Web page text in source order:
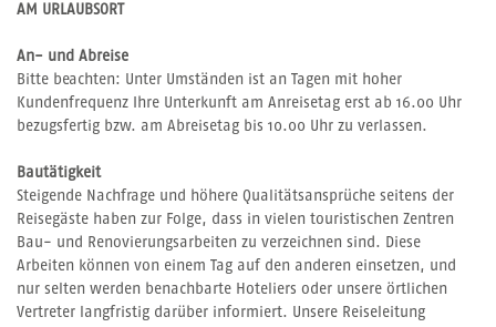
AM URLAUBSORT
An- und Abreise
Bitte beachten: Unter Umständen ist an Tagen mit hoher
Kundenfrequenz Ihre Unterkunft am Anreisetag erst ab 16.00 Uhr
bezugsfertig bzw. am Abreisetag bis 10.00 Uhr zu verlassen.
Bautätigkeit
Steigende Nachfrage und höhere Qualitätsansprüche seitens der
Reisegäste haben zur Folge, dass in vielen touristischen Zentren
Bau- und Renovierungsarbeiten zu verzeichnen sind. Diese
Arbeiten können von einem Tag auf den anderen einsetzen, und
nur selten werden benachbarte Hoteliers oder unsere örtlichen
Vertreter langfristig darüber informiert. Unsere Reiseleitung